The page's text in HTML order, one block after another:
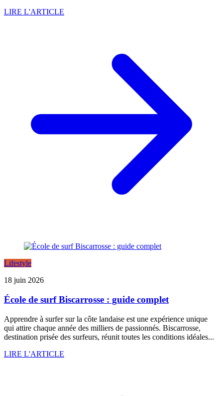
LIRE L'ARTICLE
Lifestyle
18 juin 2026
École de surf Biscarrosse : guide complet
Apprendre à surfer sur la côte landaise est une expérience unique
qui attire chaque année des milliers de passionnés. Biscarrosse,
destination prisée des surfeurs, réunit toutes les conditions idéales...
LIRE L'ARTICLE